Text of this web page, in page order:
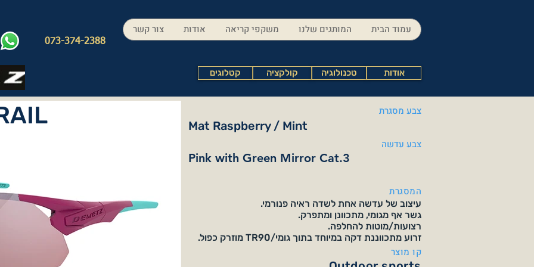
073-374-2388
עמוד הבית המותגים שלנו משקפי קריאה אודות צור קשר
קטלוגים קולקציה טכנולוגיה אודות
צבע מסגרת
Mat Raspberry / Mint
צבע עדשה
Pink with Green Mirror Cat.3
המסגרת
עיצוב של עדשה אחת לשדה ראיה פנורמי.
גשר אף מגומי, מתכוונן ומתפרק.
רצועות/מוטות להחלפה.
זרוע מתכווננת דקה במיוחד בתוך גומי/TR90 מוזרק כפול.
קו מוצר